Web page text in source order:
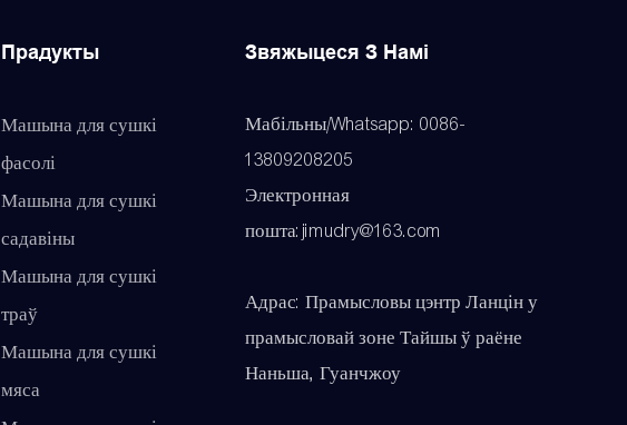
Прадукты
Машына для сушкі
фасолі
Машына для сушкі
садавіны
Машына для сушкі
траў
Машына для сушкі
мяса
Звяжыцеся З Намі
Мабільны/Whatsapp: 0086-
13809208205
Электронная
пошта:jimudry@163.com
Адрас: Прамысловы цэнтр Ланцін у
прамысловай зоне Тайшы ў раёне
Наньша, Гуанчжоу